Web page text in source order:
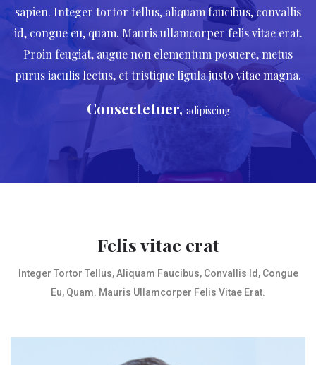
sapien. Integer tortor tellus, aliquam faucibus, convallis
id, congue eu, quam. Mauris ullamcorper felis vitae erat.
Proin feugiat, augue non elementum posuere, metus
purus iaculis lectus, et tristique ligula justo vitae magna.
Consectetuer, adipiscing
Felis vitae erat
Integer Tortor Tellus, Aliquam Faucibus, Convallis Id, Congue
Eu, Quam. Mauris Ullamcorper Felis Vitae Erat.